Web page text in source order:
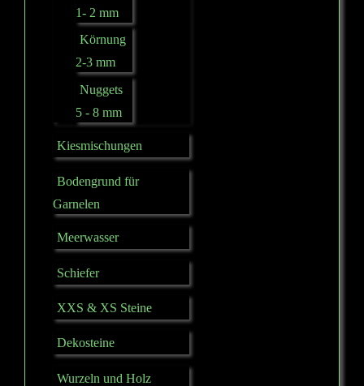
1- 2 mm
Körnung
2-3 mm
Nuggets
5 - 8 mm
Kiesmischungen
Bodengrund für
Garnelen
Meerwasser
Schiefer
XXS & XS Steine
Dekosteine
Wurzeln und Holz